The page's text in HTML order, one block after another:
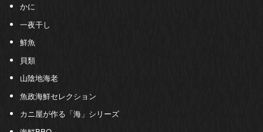
かに
一夜干し
鮮魚
貝類
山陰地海老
魚政海鮮セレクション
カニ屋が作る「海」シリーズ